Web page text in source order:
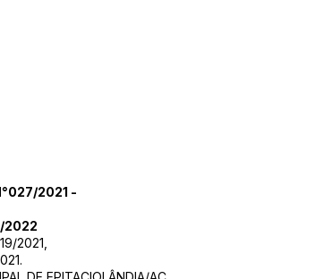
2021 -
2022
2021,